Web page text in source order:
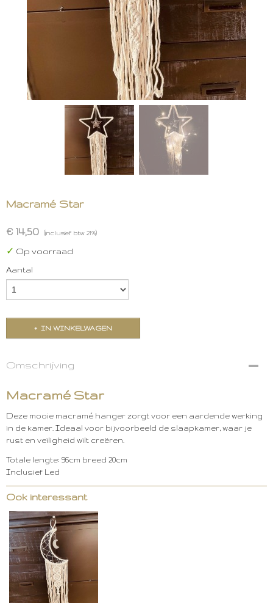
Macramé Star
€ 14,50 (inclusief btw 21%)
✓ Op voorraad
Aantal
IN WINKELWAGEN
Omschrijving
Macramé Star
Deze mooie macramé hanger zorgt voor een aardende werking
in de kamer. Ideaal voor bijvoorbeeld de slaapkamer, waar je
rust en veiligheid wilt creëren.
Totale lengte: 96cm breed 20cm
Inclusief Led
Ook interessant